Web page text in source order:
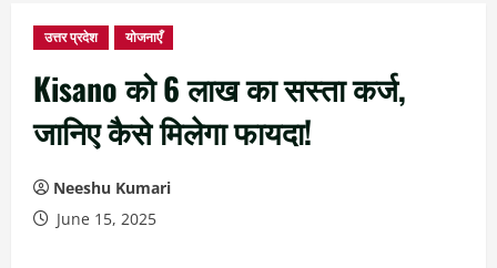
उत्तर प्रदेश योजनाएँ
Kisano को 6 लाख का सस्ता कर्ज,
जानिए कैसे मिलेगा फायदा!
Neeshu Kumari
June 15, 2025